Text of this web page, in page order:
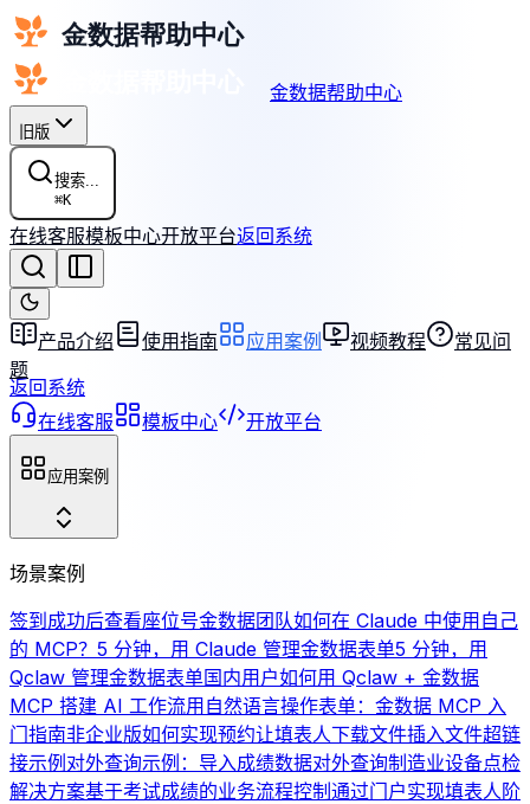
金数据帮助中心
旧版
搜索...
⌘K
在线客服模板中心开放平台返回系统
产品介绍 使用指南 应用案例 视频教程
常见问
题
返回系统
在线客服
模板中心 开放平台
应用案例
场景案例
签到成功后查看座位号金数据团队如何在 Claude 中使用自己
的 MCP？ 5 分钟，用 Claude 管理金数据表单5 分钟，用
Qclaw 管理金数据表单国内用户如何用 Qclaw + 金数据
MCP 搭建 AI 工作流用自然语言操作表单：金数据 MCP 入
门指南非企业版如何实现预约让填表人下载文件插入文件超链
接示例对外查询示例：导入成绩数据对外查询制造业设备点检
解决方案基于考试成绩的业务流程控制通过门户实现填表人阶